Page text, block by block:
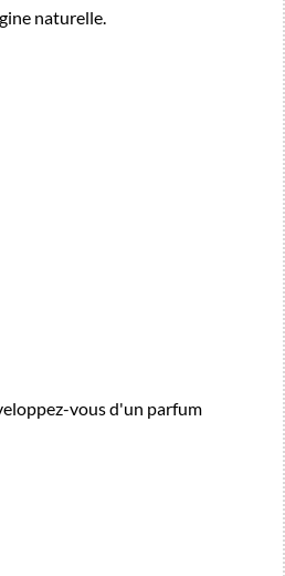
naturelle.
vous d'un parfum